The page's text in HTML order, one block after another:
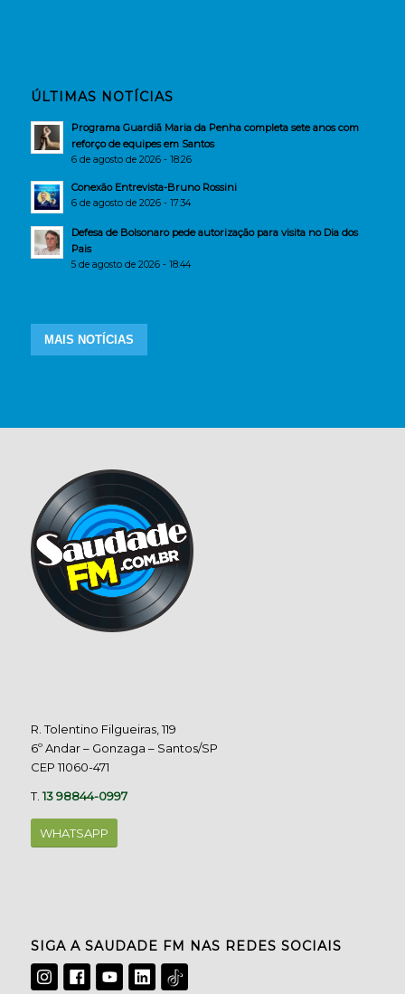
ÚLTIMAS NOTÍCIAS
Programa Guardiã Maria da Penha completa sete anos com
reforço de equipes em Santos
6 de agosto de 2026 - 18:26
Conexão Entrevista-Bruno Rossini
6 de agosto de 2026 - 17:34
Defesa de Bolsonaro pede autorização para visita no Dia dos
Pais
5 de agosto de 2026 - 18:44
MAIS NOTÍCIAS
R. Tolentino Filgueiras, 119
6º Andar – Gonzaga – Santos/SP
CEP 11060-471
T.13 98844-0997
WHATSAPP
SIGA A SAUDADE FM NAS REDES SOCIAIS